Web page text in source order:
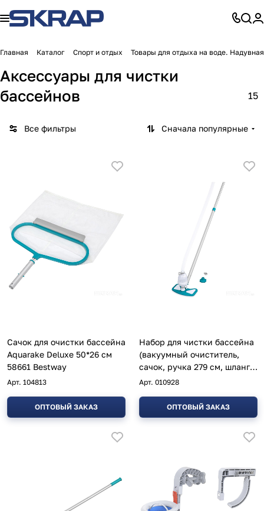
Главная Каталог Спорт и отдых Товары для отдыха на воде.
Аксессуары для чистки
бассейнов
15
Все фильтры Сначала популярные
Сачок для очистки бассейна
Aquarake Deluxe 50*26 см
58661 Bestway
Арт. 104813
ОПТОВЫЙ ЗАКАЗ
Набор для чистки бассейна
(вакуумный очиститель,
сачок, ручка 279 см, шланг
750 см) AquaClean 58234
Арт. 010928
ОПТОВЫЙ ЗАКАЗ